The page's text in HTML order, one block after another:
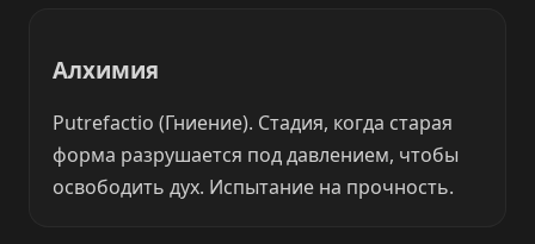
Алхимия
Putrefactio (Гниение). Стадия, когда старая
форма разрушается под давлением, чтобы
освободить дух. Испытание на прочность.